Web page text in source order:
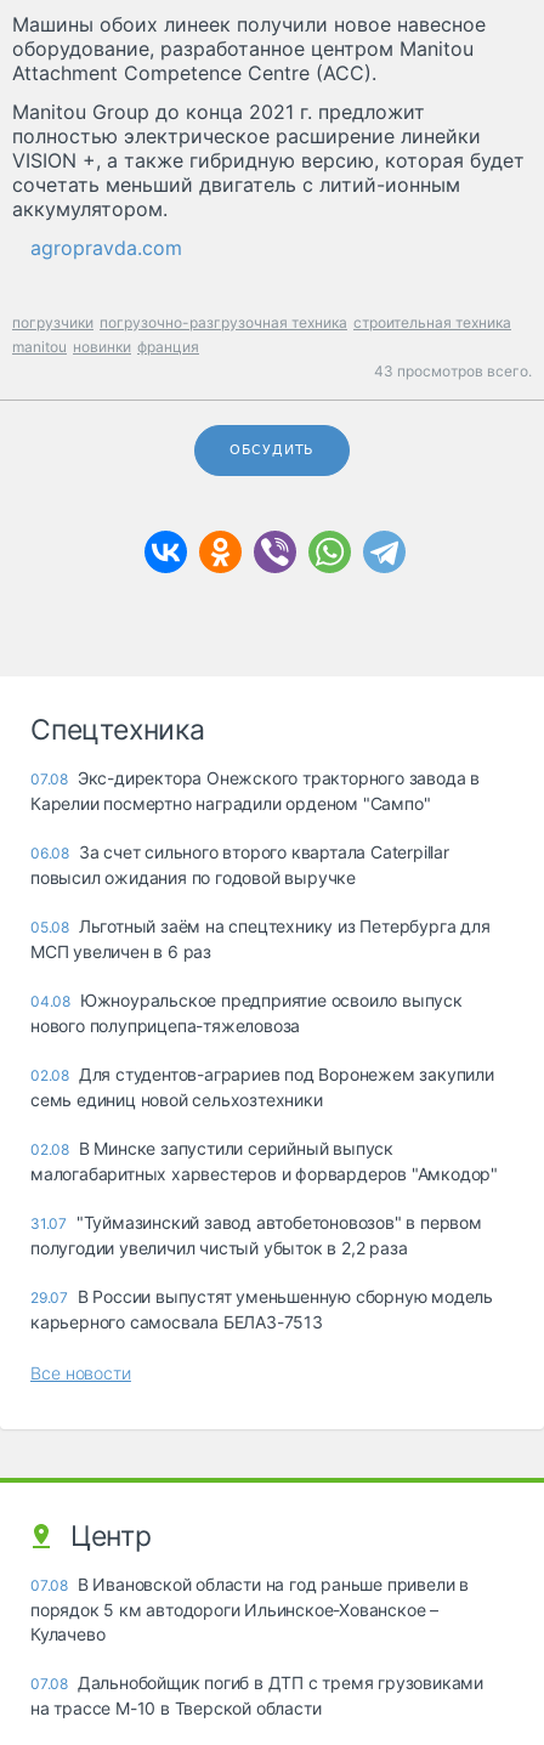
Машины обоих линеек получили новое навесное
оборудование, разработанное центром Manitou
Attachment Competence Centre (ACC).
Manitou Group до конца 2021 г. предложит
полностью электрическое расширение линейки
VISION +, а также гибридную версию, которая будет
сочетать меньший двигатель с литий-ионным
аккумулятором.
agropravda.com
погрузчики погрузочно-разгрузочная техника строительная техника
manitou новинки франция
43 просмотров всего.
ОБСУДИТЬ
Спецтехника
07.08 Экс-директора Онежского тракторного завода в
Карелии посмертно наградили орденом "Сампо"
06.08 За счет сильного второго квартала Caterpillar
повысил ожидания по годовой выручке
05.08 Льготный заём на спецтехнику из Петербурга для
МСП увеличен в 6 раз
04.08 Южноуральское предприятие освоило выпуск
нового полуприцепа-тяжеловоза
02.08 Для студентов-аграриев под Воронежем закупили
семь единиц новой сельхозтехники
02.08 В Минске запустили серийный выпуск
малогабаритных харвестеров и форвардеров "Амкодор"
31.07
"Туймазинский завод автобетоновозов" в первом
полугодии увеличил чистый убыток в 2,2 раза
29.07
В России выпустят уменьшенную сборную модель
карьерного самосвала БЕЛАЗ-7513
Все новости
Центр
07.08 В Ивановской области на год раньше привели в
порядок 5 км автодороги Ильинское-Хованское –
Кулачево
07.08 Дальнобойщик погиб в ДТП с тремя грузовиками
на трассе М-10 в Тверской области